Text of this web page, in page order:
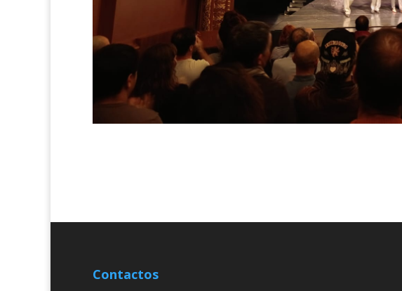
Contactos